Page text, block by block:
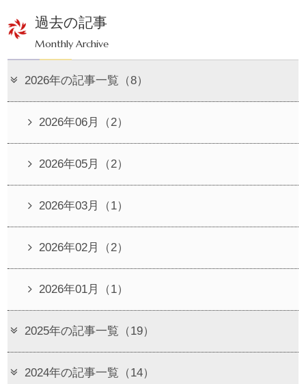
過去の記事
Monthly Archive
2026年の記事一覧（8）
2026年06月（2）
2026年05月（2）
2026年03月（1）
2026年02月（2）
2026年01月（1）
2025年の記事一覧（19）
2024年の記事一覧（14）